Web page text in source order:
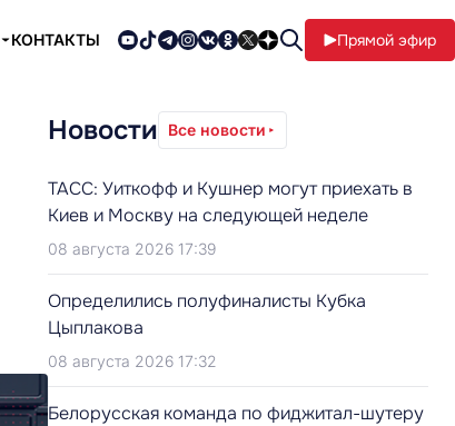
КОНТАКТЫ Прямой эфир
Новости Все новости
ТАСС: Уиткофф и Кушнер могут приехать в
Киев и Москву на следующей неделе
08 августа 2026 17:39
Определились полуфиналисты Кубка
Цыплакова
08 августа 2026 17:32
Белорусская команда по фиджитал-шутеру